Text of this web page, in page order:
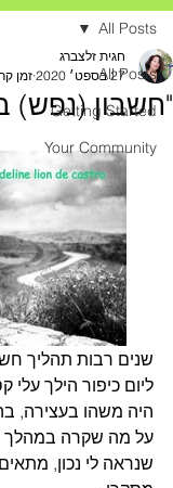
All Posts
Getting Started
Your Community
All Posts
"חשבון (נפש)
חגית זלצברג
27 בספט׳ 2020
זמן
שנים רבות תהליך
ליום כיפור הילך עלי
היה משהו בעצירה,
על מה שקרה במהלך
שנראה לי נכון,